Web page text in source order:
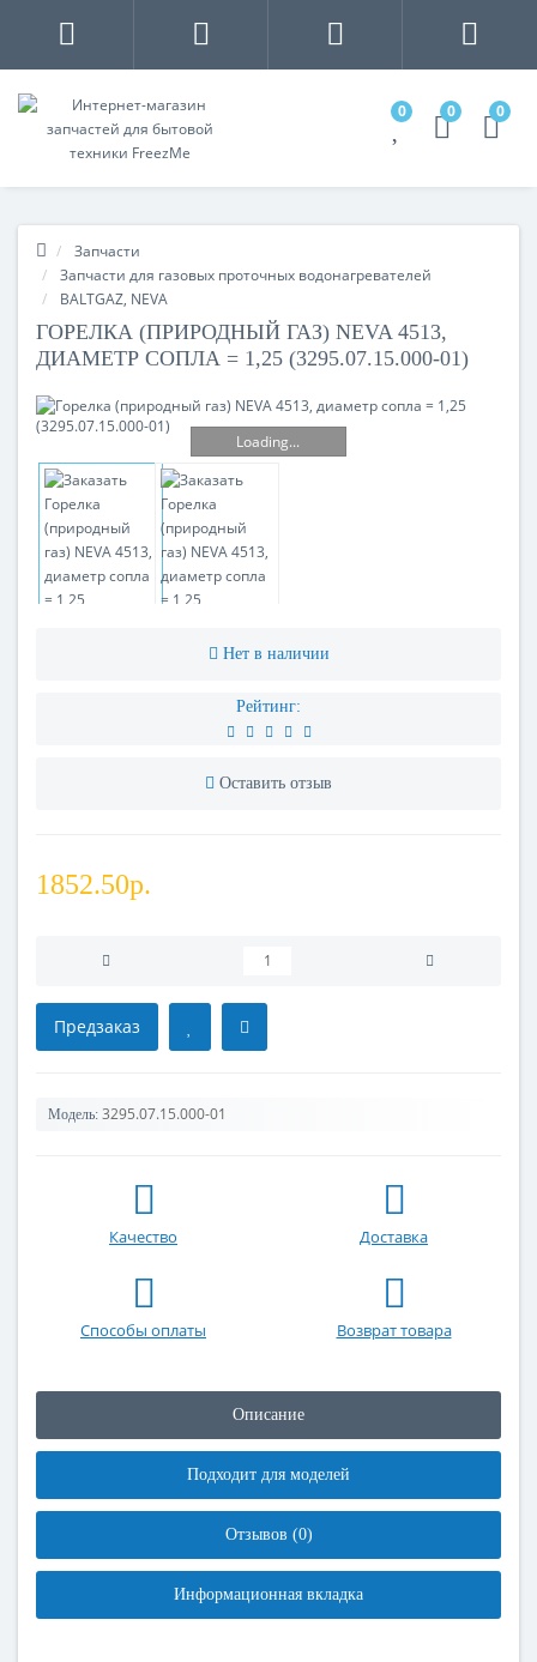
0 0 0
Запчасти
Запчасти для газовых проточных водонагревателей
BALTGAZ, NEVA
ГОРЕЛКА (ПРИРОДНЫЙ ГАЗ) NEVA 4513,
ДИАМЕТР СОПЛА = 1,25 (3295.07.15.000-01)
Loading...
Нет в наличии
Рейтинг:
Оставить отзыв
1852.50р.
Предзаказ
Модель: 3295.07.15.000-01
Качество Доставка
Способы оплаты Возврат товара
Описание
Подходит для моделей
Отзывов (0)
Информационная вкладка